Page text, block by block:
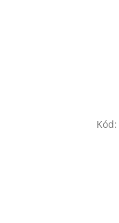
Kód: